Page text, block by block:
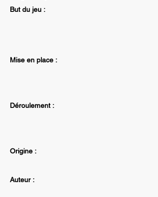
But du jeu :
Mise en place :
Déroulement :
Origine :
Auteur :